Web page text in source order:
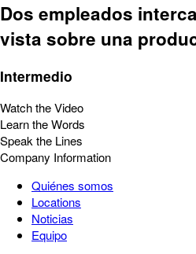
Dos empleados
vista sobre una
Intermedio
Watch the Video
Learn the Words
Speak the Lines
Company Information
Quiénes somos
Locations
Noticias
Equipo